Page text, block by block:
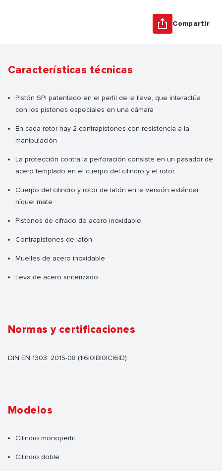
Compartir
Características técnicas
Pistón SPI patentado en el perfil de la llave, que interactúa
con los pistones especiales en una cámara
En cada rotor hay 2 contrapistones con resistencia a la
manipulación
La protección contra la perforación consiste en un pasador de
acero templado en el cuerpo del cilindro y el rotor
Cuerpo del cilindro y rotor de latón en la versión estándar
níquel mate
Pistones de cifrado de acero inoxidable
Contrapistones de latón
Muelles de acero inoxidable
Leva de acero sinterizado
Normas y certificaciones
DIN EN 1303: 2015-08 (1|6|0|B|0|C|6|D)
Modelos
Cilindro monoperfil
Cilindro doble